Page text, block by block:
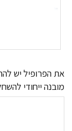
את הפרופיל יש
מובנה ייחודי